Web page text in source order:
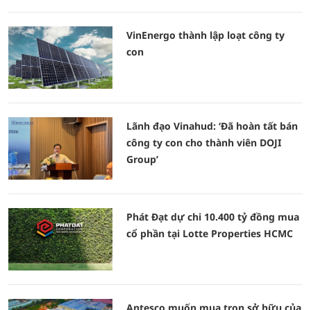
VinEnergo thành lập loạt công ty
con
Lãnh đạo Vinahud: ‘Đã hoàn tất bán
công ty con cho thành viên DOJI
Group’
Phát Đạt dự chi 10.400 tỷ đồng mua
cổ phần tại Lotte Properties HCMC